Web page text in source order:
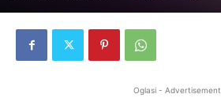
Oglasi - Advertisement